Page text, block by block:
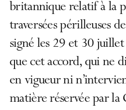
britannique relatif à la
traversées périlleuses
signé les 29 et 30
que cet accord, qui ne
en vigueur ni
matière réservée par